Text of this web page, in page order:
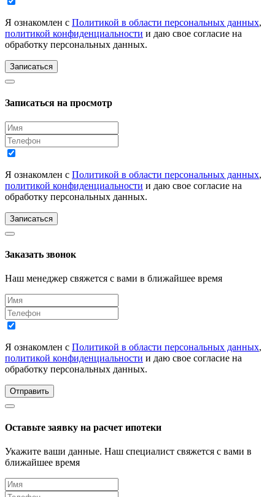
Я ознакомлен с Политикой в области персональных данных,
политикой конфиденциальности и даю свое согласие на
обработку персональных данных.
Записаться
Записаться на просмотр
Я ознакомлен с Политикой в области персональных данных,
политикой конфиденциальности и даю свое согласие на
обработку персональных данных.
Записаться
Заказать звонок
Наш менеджер свяжется с вами в ближайшее время
Я ознакомлен с Политикой в области персональных данных,
политикой конфиденциальности и даю свое согласие на
обработку персональных данных.
Отправить
Оставьте заявку на расчет ипотеки
Укажите ваши данные. Наш специалист свяжется с вами в
ближайшее время